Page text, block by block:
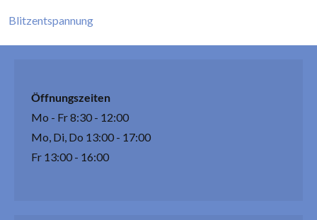
Blitzentspannung
Öffnungszeiten
Mo - Fr 8:30 - 12:00
Mo, Di, Do 13:00 - 17:00
Fr 13:00 - 16:00